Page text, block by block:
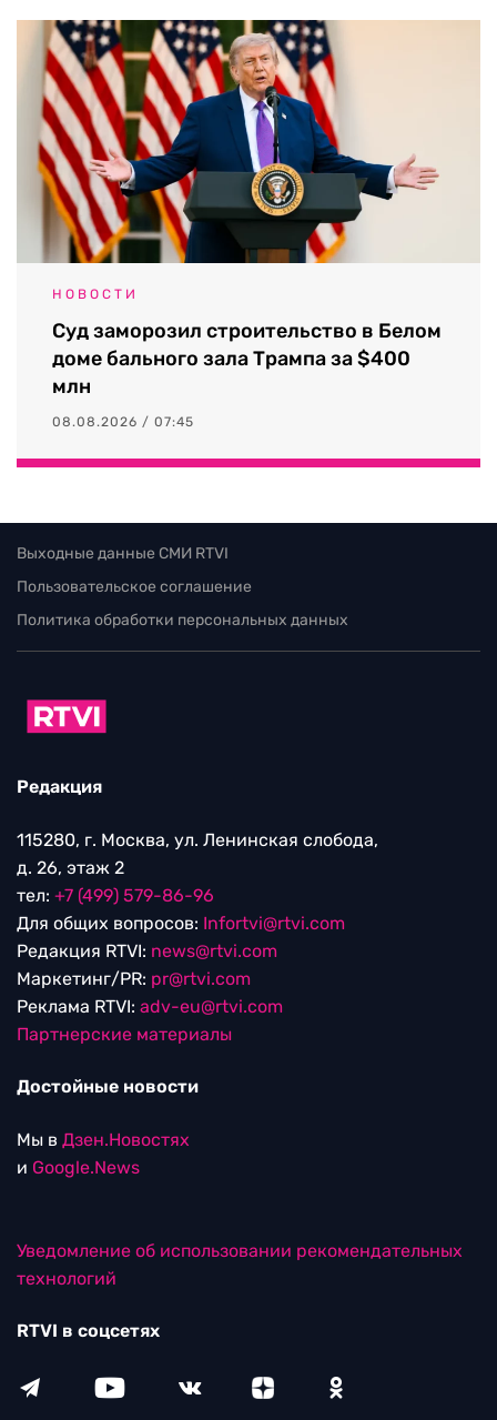
НОВОСТИ
Суд заморозил строительство в Белом
доме бального зала Трампа за $400
млн
08.08.2026 / 07:45
Выходные данные СМИ RTVI
Пользовательское соглашение
Политика обработки персональных данных
Редакция
115280, г. Москва, ул. Ленинская слобода,
д. 26, этаж 2
тел: +7 (499) 579-86-96
Для общих вопросов: Infortvi@rtvi.com
Редакция RTVI: news@rtvi.com
Маркетинг/PR: pr@rtvi.com
Реклама RTVI: adv-eu@rtvi.com
Партнерские материалы
Достойные новости
Мы в Дзен.Новостях
и Google.News
Уведомление об использовании рекомендательных
технологий
RTVI в соцсетях